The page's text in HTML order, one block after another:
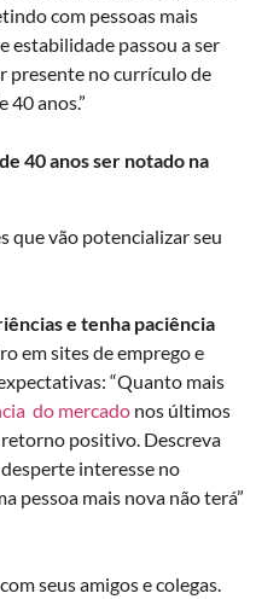
com pessoas mais
estabilidade passou a ser
presente no currículo de
40 anos.”
40 anos ser notado na
que vão potencializar seu
e tenha paciência
em sites de emprego e
“Quanto mais
do mercado nos últimos
retorno positivo. Descreva
interesse no
pessoa mais nova não terá”
seus amigos e colegas.